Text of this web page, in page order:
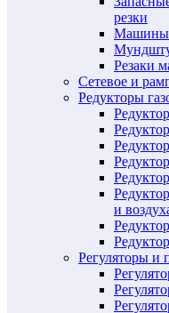
резки
Машины
Резаки
Сетевое и
Редукторы
и
Регуляторы и